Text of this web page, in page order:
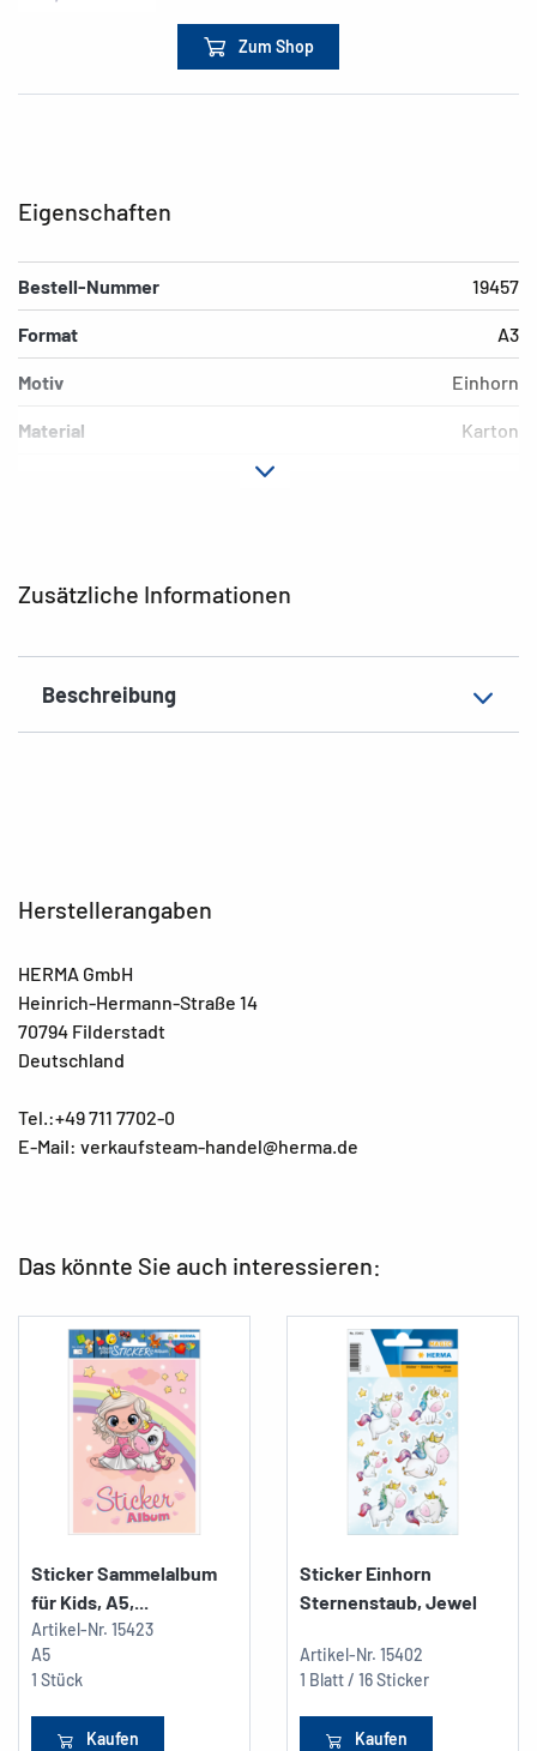
Zum Shop
Zusätzliche Informationen
Beschreibung
Eigenschaften
Bestell-Nummer 19457
Format A3
Motiv Einhorn
Material Karton
Herstellerangaben
HERMA GmbH
Heinrich-Hermann-Straße 14
70794 Filderstadt
Deutschland
Tel.:+49 711 7702-0
E-Mail: verkaufsteam-handel@herma.de
Das könnte Sie auch interessieren:
Sticker Sammelalbum
für Kids, A5,...
Artikel-Nr. 15423
A5
1 Stück
Kaufen
Sticker Einhorn
Sternenstaub, Jewel
Artikel-Nr. 15402
1 Blatt / 16 Sticker
Kaufen